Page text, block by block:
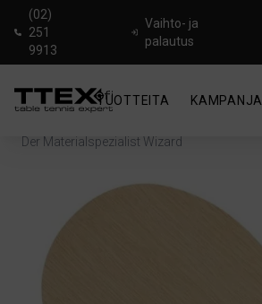
(02)
251
9913
Vaihto- ja
palautus
TUOTTEITA KAMPANJA
Der Materialspezialist Wizard